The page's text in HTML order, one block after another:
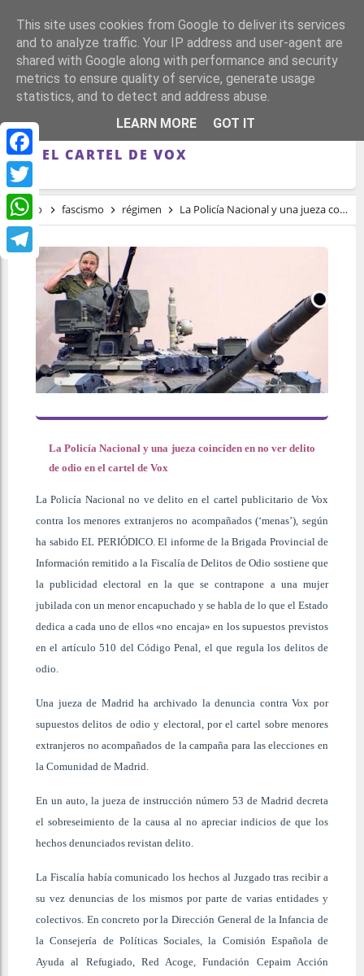
Facebook
Twitter
WhatsApp
Telegram
LA POLICÍA NACIONAL Y UNA JUEZA
COINCIDEN EN NO VER DELITO DE ODIO
EN EL CARTEL DE VOX
Inicio fascismo régimen La Policía Nacional y una jueza coinciden en no ver delito de odio en el cartel de Vox
La Policía Nacional y una jueza coinciden en no ver delito
de odio en el cartel de Vox
La Policía Nacional no ve delito en el cartel publicitario de Vox
contra los menores extranjeros no acompañados (‘menas’), según
ha sabido EL PERIÓDICO. El informe de la Brigada Provincial de
Información remitido a la Fiscalía de Delitos de Odio sostiene que
la publicidad electoral en la que se contrapone a una mujer
jubilada con un menor encapuchado y se habla de lo que el Estado
dedica a cada uno de ellos «no encaja» en los supuestos previstos
en el artículo 510 del Código Penal, el que regula los delitos de
odio.
Una jueza de Madrid ha archivado la denuncia contra Vox por
supuestos delitos de odio y electoral, por el cartel sobre menores
extranjeros no acompañados de la campaña para las elecciones en
la Comunidad de Madrid.
En un auto, la jueza de instrucción número 53 de Madrid decreta
el sobreseimiento de la causa al no apreciar indicios de que los
hechos denunciados revistan delito.
La Fiscalía había comunicado los hechos al Juzgado tras recibir a
su vez denuncias de los mismos por parte de varias entidades y
colectivos. En concreto por la Dirección General de la Infancia de
la Consejería de Políticas Sociales, la Comisión Española de
Ayuda al Refugiado, Red Acoge, Fundación Cepaim Acción
This site uses cookies from Google to deliver its services
and to analyze traffic. Your IP address and user-agent are
shared with Google along with performance and security
metrics to ensure quality of service, generate usage
statistics, and to detect and address abuse.
LEARN MORE
GOT IT